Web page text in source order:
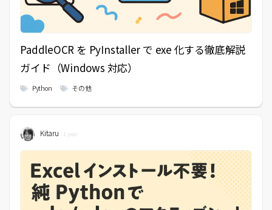
PaddleOCR を PyInstaller で exe 化する徹底解説
ガイド（Windows 対応）
Python その他
Kitaru 1 year